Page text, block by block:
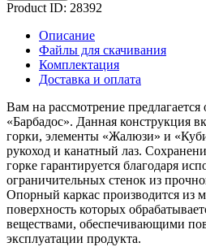
Product ID: 28392
Описание
Файлы для скачивания
Комплектация
Доставка и оплата
Вам на рассмотрение предлагается
«Барбадос». Данная конструкция
горки, элементы «Жалюзи» и
рукоход и канатный лаз.
горке гарантируется благодаря
ограничительных стенок из
Опорный каркас производится из
поверхность которых
веществами, обеспечивающими
эксплуатации продукта.